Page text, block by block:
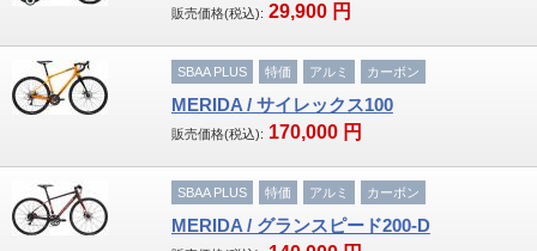
販売価格(税込): 29,900 円
SBAA PLUS 特価 アルミ カーボン
MERIDA / サイレックス100
販売価格(税込): 170,000 円
SBAA PLUS 特価 アルミ カーボン
MERIDA / グランスピード200‐D